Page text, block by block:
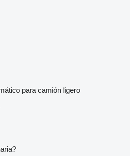
para camión ligero